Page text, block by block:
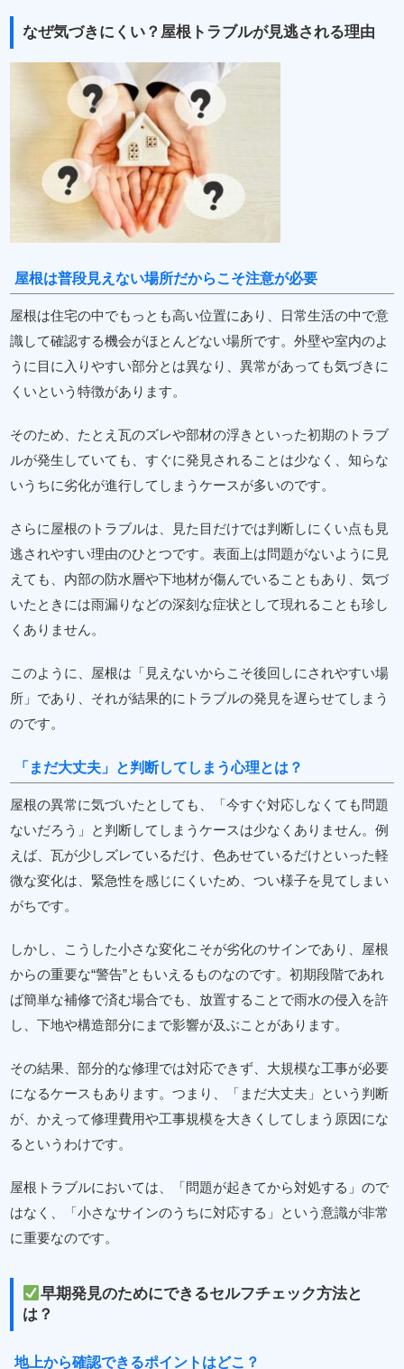
なぜ気づきにくい？屋根トラブルが見逃される理由
屋根は普段見えない場所だからこそ注意が必要
屋根は住宅の中でもっとも高い位置にあり、日常生活の中で意
識して確認する機会がほとんどない場所です。外壁や室内のよ
うに目に入りやすい部分とは異なり、異常があっても気づきに
くいという特徴があります。
そのため、たとえ瓦のズレや部材の浮きといった初期のトラブ
ルが発生していても、すぐに発見されることは少なく、知らな
いうちに劣化が進行してしまうケースが多いのです。
さらに屋根のトラブルは、見た目だけでは判断しにくい点も見
逃されやすい理由のひとつです。表面上は問題がないように見
えても、内部の防水層や下地材が傷んでいることもあり、気づ
いたときには雨漏りなどの深刻な症状として現れることも珍し
くありません。
このように、屋根は「見えないからこそ後回しにされやすい場
所」であり、それが結果的にトラブルの発見を遅らせてしまう
のです。
「まだ大丈夫」と判断してしまう心理とは？
屋根の異常に気づいたとしても、「今すぐ対応しなくても問題
ないだろう」と判断してしまうケースは少なくありません。例
えば、瓦が少しズレているだけ、色あせているだけといった軽
微な変化は、緊急性を感じにくいため、つい様子を見てしまい
がちです。
しかし、こうした小さな変化こそが劣化のサインであり、屋根
からの重要な“警告”ともいえるものなのです。初期段階であれ
ば簡単な補修で済む場合でも、放置することで雨水の侵入を許
し、下地や構造部分にまで影響が及ぶことがあります。
その結果、部分的な修理では対応できず、大規模な工事が必要
になるケースもあります。つまり、「まだ大丈夫」という判断
が、かえって修理費用や工事規模を大きくしてしまう原因にな
るというわけです。
屋根トラブルにおいては、「問題が起きてから対処する」ので
はなく、「小さなサインのうちに対応する」という意識が非常
に重要なのです。
早期発見のためにできるセルフチェック方法と
は？
地上から確認できるポイントはどこ？